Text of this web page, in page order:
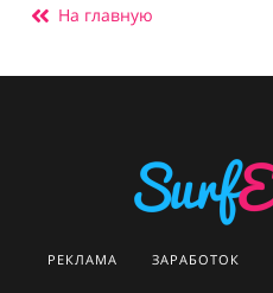
На главную
РЕКЛАМА ЗАРАБОТОК